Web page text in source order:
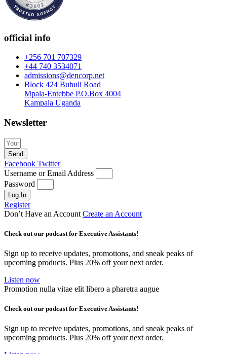
official info
+256 701 707329
+44 740 3534071
admissions@dencorp.net
Block 424 Bubuli Road
Mpala-Entebbe P.O.Box 4004
Kampala Uganda
Newsletter
Send
Facebook Twitter
Username or Email Address
Password
Log In
Register
Don’t Have an Account Create an Account
Check out our podcast for Executive Assistants!
Sign up to receive updates, promotions, and sneak peaks of
upcoming products. Plus 20% off your next order.
Listen now
Promotion nulla vitae elit libero a pharetra augue
Check out our podcast for Executive Assistants!
Sign up to receive updates, promotions, and sneak peaks of
upcoming products. Plus 20% off your next order.